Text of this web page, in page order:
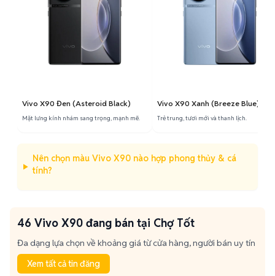
Vivo X90 Đen (Asteroid Black)
Mặt lưng kính nhám sang trọng, mạnh mẽ.
Vivo X90 Xanh (Breeze Blue)
Trẻ trung, tươi mới và thanh lịch.
Nên chọn màu Vivo X90 nào hợp phong thủy & cá
tính?
46 Vivo X90 đang bán tại Chợ Tốt
Đa dạng lựa chọn về khoảng giá từ cửa hàng, người bán uy tín
Xem tất cả tin đăng